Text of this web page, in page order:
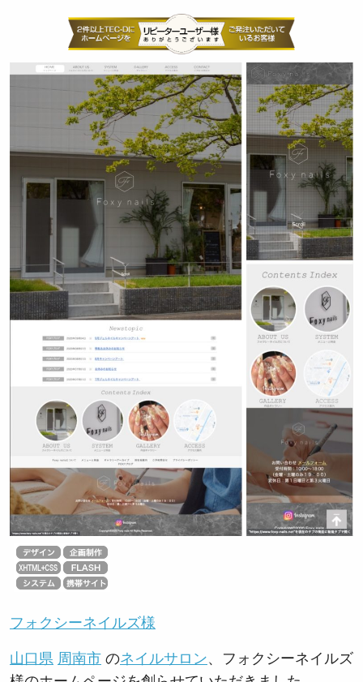
フォクシーネイルズ様
山口県 周南市 のネイルサロン、フォクシーネイルズ